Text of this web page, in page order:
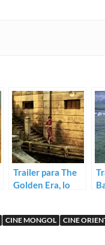
Trailer para The
Golden Era, lo
CINE MONGOL CINE